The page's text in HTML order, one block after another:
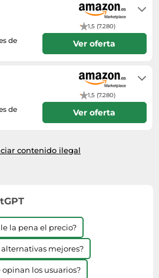
de
1,5 (7.280)
Ver oferta
de
1,5 (7.280)
Ver oferta
contenido ilegal
la pena el precio?
alternativas mejores?
opinan los usuarios?